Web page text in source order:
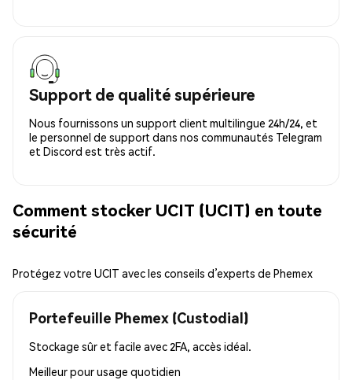
Support de qualité supérieure
Nous fournissons un support client multilingue 24h/24, et
le personnel de support dans nos communautés Telegram
et Discord est très actif.
Comment stocker UCIT (UCIT) en toute
sécurité
Protégez votre UCIT avec les conseils d’experts de Phemex
Portefeuille Phemex (Custodial)
Stockage sûr et facile avec 2FA, accès idéal.
Meilleur pourusage quotidien